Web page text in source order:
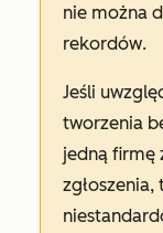
nie można
rekordów.
Jeśli
tworzenia
jedną firmę